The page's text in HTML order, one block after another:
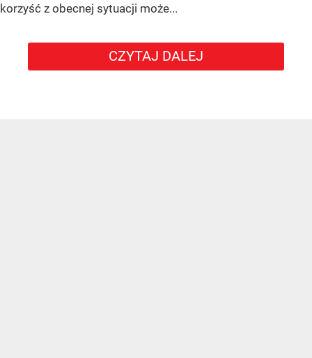
korzyść z obecnej sytuacji może...
CZYTAJ DALEJ